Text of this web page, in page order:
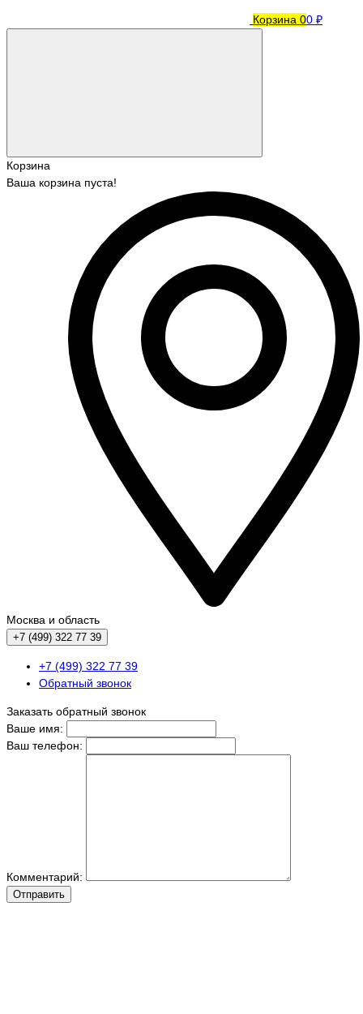
Корзина 00 ₽
Корзина
Ваша корзина пуста!
Москва и область
+7 (499) 322 77 39
+7 (499) 322 77 39
Обратный звонок
Заказать обратный звонок
Ваше имя:
Ваш телефон:
Комментарий:
Отправить